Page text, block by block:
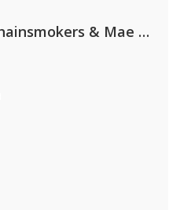
Alok, The Chainsmokers & Mae Stephens